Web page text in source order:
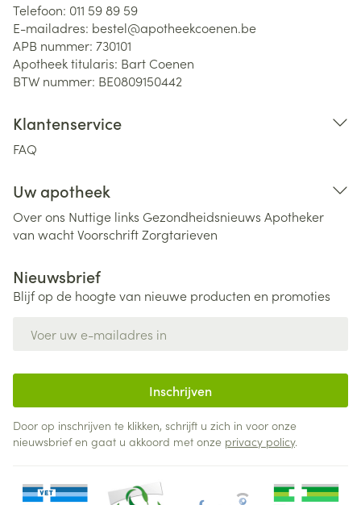
Telefoon: 011 59 89 59
E-mailadres: bestel@apotheekcoenen.be
APB nummer: 730101
Apotheek titularis: Bart Coenen
BTW nummer: BE0809150442
Klantenservice
FAQ
Uw apotheek
Over ons Nuttige links Gezondheidsnieuws Apotheker
van wachtVoorschriftZorgtarieven
Nieuwsbrief
Blijf op de hoogte van nieuwe producten en promoties
Inschrijven
Door op inschrijven te klikken, schrijft u zich in voor onze
nieuwsbrief en gaat u akkoord met onze privacy policy.